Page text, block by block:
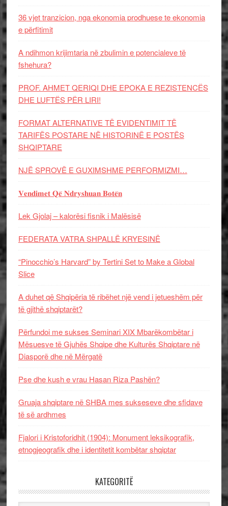
36 vjet tranzicion, nga ekonomia prodhuese te ekonomia
e përfitimit
A ndihmon krijimtaria në zbulimin e potencialeve të
fshehura?
PROF. AHMET QERIQI DHE EPOKA E REZISTENCЁS
DHE LUFTЁS PЁR LIRI!
FORMAT ALTERNATIVE TË EVIDENTIMIT TË
TARIFËS POSTARE NË HISTORINË E POSTËS
SHQIPTARE
NJË SPROVË E GUXIMSHME PERFORMIZMI…
𝐕𝐞𝐧𝐝𝐢𝐦𝐞𝐭 𝐐𝐞̈ 𝐍𝐝𝐫𝐲𝐬𝐡𝐮𝐚𝐧 𝐁𝐨𝐭𝐞̈𝐧
Lek Gjolaj – kalorësi fisnik i Malësisë
FEDERATA VATRA SHPALLË KRYESINË
“Pinocchio’s Harvard” by Tertini Set to Make a Global
Slice
A duhet që Shqipëria të ribëhet një vend i jetueshëm për
të gjithë shqiptarët?
Përfundoi me sukses Seminari XIX Mbarëkombëtar i
Mësuesve të Gjuhës Shqipe dhe Kulturës Shqiptare në
Diasporë dhe në Mërgatë
Pse dhe kush e vrau Hasan Riza Pashën?
Gruaja shqiptare në SHBA mes sukseseve dhe sfidave
të së ardhmes
Fjalori i Kristoforidhit (1904): Monument leksikografik,
etnogjeografik dhe i identitetit kombëtar shqiptar
KATEGORITË